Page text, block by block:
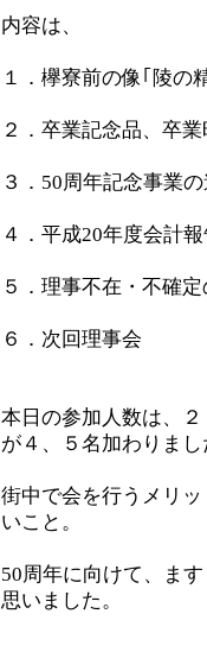
内容は、
１．欅寮前の像｢陵の
２．卒業記念品、卒
３．50周年記念事業
４．平成20年度会計
５．理事不在・不確
６．次回理事会
本日の参加人数は、
が４、５名加わりまし
街中で会を行うメリ
いこと。
50周年に向けて、ま
思いました。